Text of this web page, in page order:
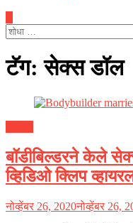
यांचा
शोध
घ्या
:
टॅग:सेक्स डॉल
बॉडीबिल्डरने केले
व्हिडिओ क्लिप
नोव्हेंबर 26, 2020नोव्हेंबर 26,